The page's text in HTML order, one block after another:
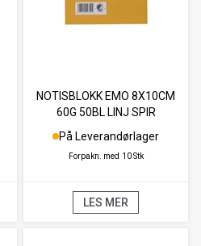
NOTISBLOKK EMO 8X10CM
60G 50BL LINJ SPIR
På Leverandørlager
Forpakn. med 10 Stk
LES MER